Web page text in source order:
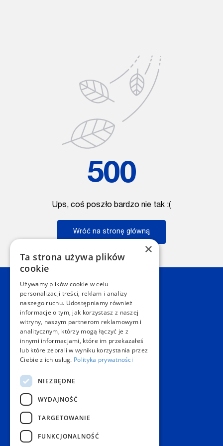
500
Ups, coś poszło bardzo nie tak :(
Wróć na stronę główną
Kontakt
Dział Obsługi Klienta Warszawa
Czynne: NON-STOP
Telefon:+48 22 628 62 52
E-mail: kontakt@copygeneral.pl
Punkty
Aleje Jerozolimskie 93
02-001 Warszawa
Czynne:
Pon. - Sob.: 08:00 - 20:00
Niedz.: nieczynne
Popularne produkty
×
Ta strona używa plików
cookie
Używamy plików cookie w celu
personalizacji treści, reklam i analizy
naszego ruchu. Udostępniamy również
informacje o tym, jak korzystasz z naszej
witryny, naszym partnerom reklamowym i
analitycznym, którzy mogą łączyć je z
innymi informacjami, które im przekazałeś
lub które zebrali w wyniku korzystania przez
Ciebie z ich usług. Polityka prywatności
NIEZBĘDNE
WYDAJNOŚĆ
TARGETOWANIE
FUNKCJONALNOŚĆ